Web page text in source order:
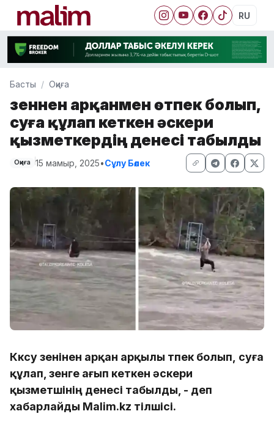
RU
Басты Оқиға
Өзеннен арқанмен өтпек болып,
суға құлап кеткен әскери
қызметкердің денесі табылды
Оқиға 15 мамыр, 2025•Сұлу Бөлек
Көксу өзенінен арқан арқылы өтпек болып, суға
құлап, өзенге ағып кеткен әскери
қызметшінің денесі табылды, - деп
хабарлайды Malim.kz тілшісі.